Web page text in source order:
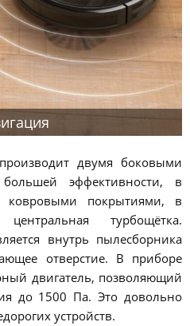
двумя боковыми
эффективности, в
ковровыми покрытиями, в
турбощётка.
внутрь пылесборника
отверстие. В приборе
двигатель, позволяющий
до 1500 Па. Это довольно
устройств.